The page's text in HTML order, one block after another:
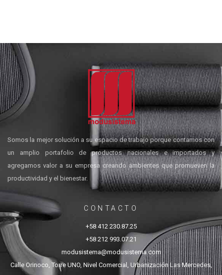
Somos la mejor solución a su espacio de trabajo porque contamos con
un amplio portafolio de productos nacionales e importados y
agregamos valor a su empresa creando ambientes que promueven la
productividad y el bienestar.
CONTACTO
+58 412 230.87.25
+58 212 993.07.21
modusistema@modusistema.com
Calle Orinoco, Torre UNO, Nivel Comercial, Urbanización Las Mercedes,